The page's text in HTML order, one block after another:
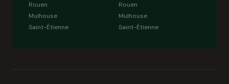
Rouen
Mulhouse
Saint-Étienne
Rouen
Mulhouse
Saint-Étienne